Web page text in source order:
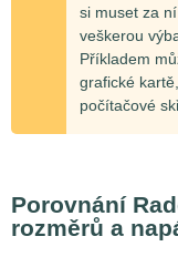
si muset za
veškerou
Příkladem
grafické
počítačové
Porovnání
rozměrů a